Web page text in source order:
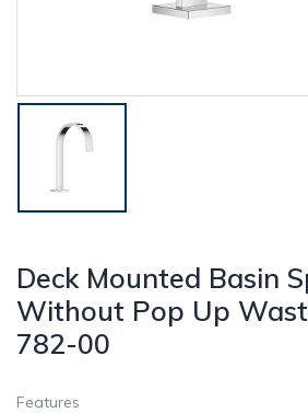
Deck Mounted Basin
Without Pop Up
782-00
Features